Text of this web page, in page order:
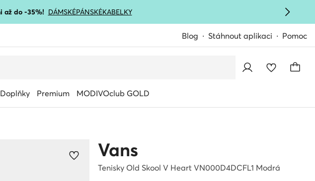
až do -35%! DÁMSKÉPÁNSKÉKABELKY
Blog Stáhnout aplikaci Pomoc
Doplňky Premium MODIVOclub GOLD
Vans
Tenisky Old Skool V Heart VN000D4DCFL1 Modrá